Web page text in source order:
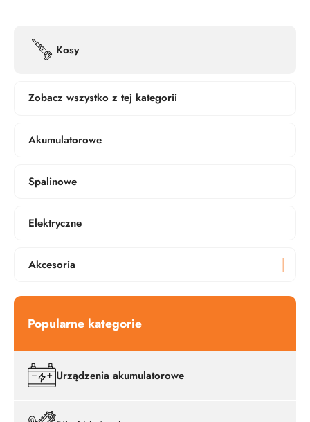
Kosy
Zobacz wszystko z tej kategorii
Akumulatorowe
Spalinowe
Elektryczne
Akcesoria
Popularne kategorie
Urządzenia akumulatorowe